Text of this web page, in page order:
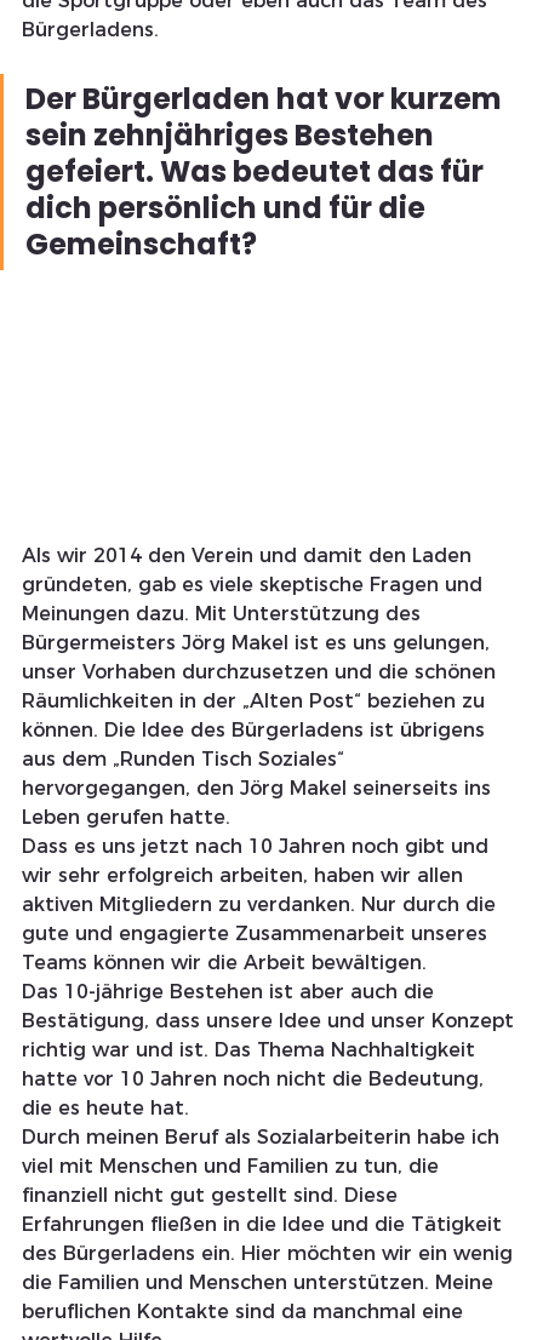
Bürgerladens.
Der Bürgerladen hat vor kurzem
sein zehnjähriges Bestehen
gefeiert. Was bedeutet das für
dich persönlich und für die
Gemeinschaft?
Als wir 2014 den Verein und damit den Laden
gründeten, gab es viele skeptische Fragen und
Meinungen dazu. Mit Unterstützung des
Bürgermeisters Jörg Makel ist es uns gelungen,
unser Vorhaben durchzusetzen und die schönen
Räumlichkeiten in der „Alten Post“ beziehen zu
können. Die Idee des Bürgerladens ist übrigens
aus dem „Runden Tisch Soziales“
hervorgegangen, den Jörg Makel seinerseits ins
Leben gerufen hatte.
Dass es uns jetzt nach 10 Jahren noch gibt und
wir sehr erfolgreich arbeiten, haben wir allen
aktiven Mitgliedern zu verdanken. Nur durch die
gute und engagierte Zusammenarbeit unseres
Teams können wir die Arbeit bewältigen.
Das 10-jährige Bestehen ist aber auch die
Bestätigung, dass unsere Idee und unser Konzept
richtig war und ist. Das Thema Nachhaltigkeit
hatte vor 10 Jahren noch nicht die Bedeutung,
die es heute hat.
Durch meinen Beruf als Sozialarbeiterin habe ich
viel mit Menschen und Familien zu tun, die
finanziell nicht gut gestellt sind. Diese
Erfahrungen fließen in die Idee und die Tätigkeit
des Bürgerladens ein. Hier möchten wir ein wenig
die Familien und Menschen unterstützen. Meine
beruflichen Kontakte sind da manchmal eine